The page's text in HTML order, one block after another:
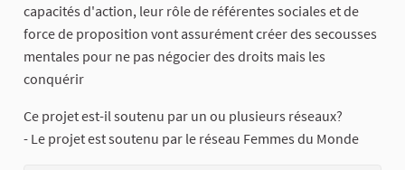
capacités d'action, leur rôle de référentes sociales et de
force de proposition vont assurément créer des secousses
mentales pour ne pas négocier des droits mais les
conquérir
Ce projet est-il soutenu par un ou plusieurs réseaux?
- Le projet est soutenu par le réseau Femmes du Monde